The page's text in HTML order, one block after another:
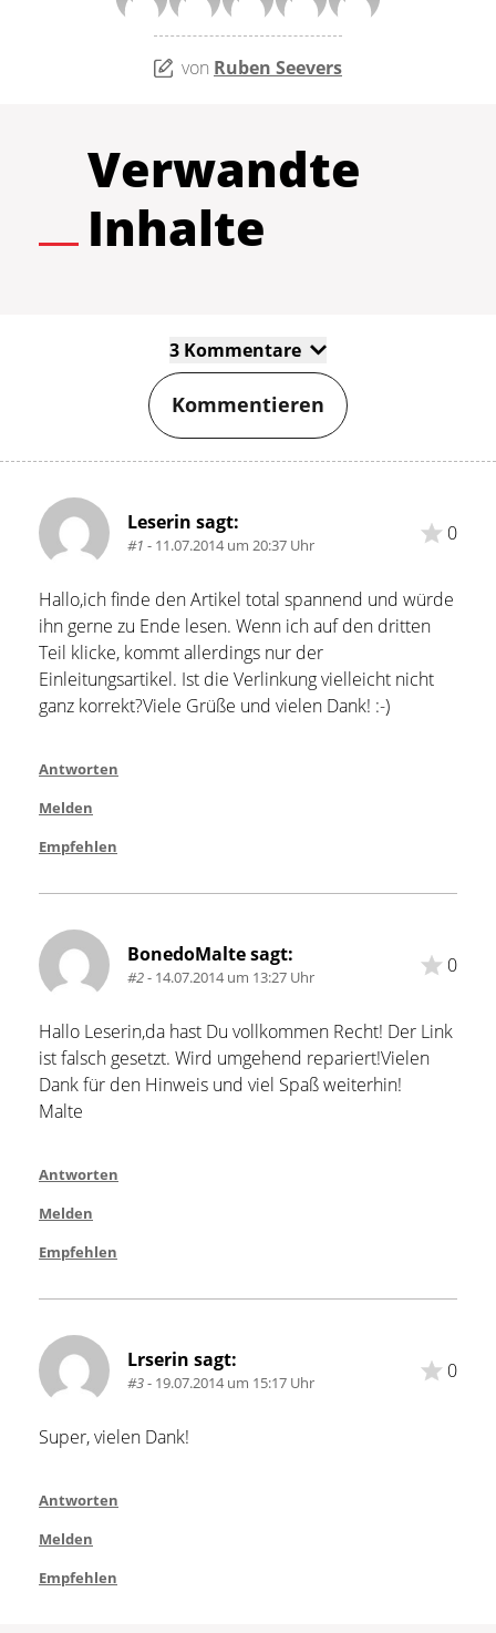
von Ruben Seevers
Verwandte
Inhalte
3 Kommentare
Kommentieren
Leserin sagt:
#1 - 11.07.2014 um 20:37 Uhr
0
Hallo,ich finde den Artikel total spannend und würde
ihn gerne zu Ende lesen. Wenn ich auf den dritten
Teil klicke, kommt allerdings nur der
Einleitungsartikel. Ist die Verlinkung vielleicht nicht
ganz korrekt?Viele Grüße und vielen Dank! :-)
Antworten
Melden
Empfehlen
BonedoMalte sagt:
#2- 14.07.2014 um 13:27 Uhr
0
Hallo Leserin,da hast Du vollkommen Recht! Der Link
ist falsch gesetzt. Wird umgehend repariert!Vielen
Dank für den Hinweis und viel Spaß weiterhin!
Malte
Antworten
Melden
Empfehlen
Lrserin sagt:
#3- 19.07.2014 um 15:17 Uhr
0
Super, vielen Dank!
Antworten
Melden
Empfehlen